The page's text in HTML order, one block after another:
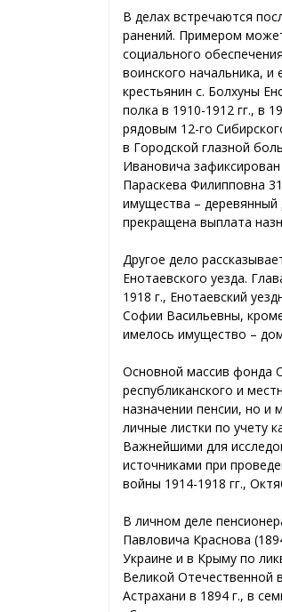
В делах встречаются
ранений. Примером
социального
воинского начальника,
крестьянин с. Болхуны
полка в 1910-1912 гг., в
рядовым 12-го
в Городской глазной
Ивановича
Параскева Филипповна
имущества –
прекращена выплата
Другое дело
Енотаевского уезда.
1918 г., Енотаевский
Софии Васильевны,
имелось имущество –
Основной массив фонда
республиканского и
назначении пенсии, но и
личные листки по учету
Важнейшими для
источниками при
войны 1914-1918 гг.,
В личном деле
Павловича Краснова
Украине и в Крыму по
Великой Отечественной
Астрахани в 1894 г., в